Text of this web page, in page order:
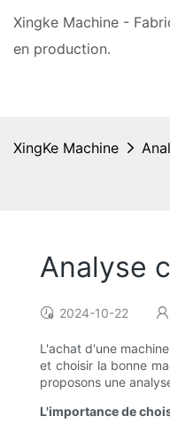
Xingke Machine -
en production.
XingKe Machine
Analyse
2024-10-22
L'achat d'une
et choisir la bonne
proposons une
L'importance de